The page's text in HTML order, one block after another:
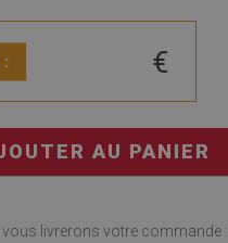
: €
AU PANIER
vous livrerons votre commande :